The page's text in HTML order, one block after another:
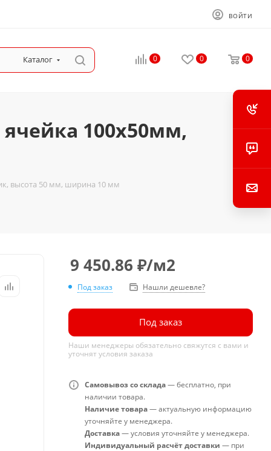
ВОЙТИ
Каталог 0 0 0
100х50мм,
высота 50 мм, ширина 10 мм
9 450.86 ₽/м2
Под заказ Нашли дешевле?
Под заказ
Наши менеджеры обязательно свяжутся с вами и
уточнят условия заказа
Самовывоз со склада— бесплатно, при
наличии товара.
Наличие товара— актуальную информацию
уточняйте у менеджера.
Доставка— условия уточняйте у менеджера.
Индивидуальный расчёт доставки — при